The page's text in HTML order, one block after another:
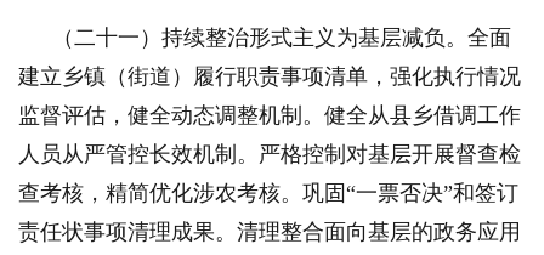
（二十一）持续整治形式主义为基层减负。全面
建立乡镇（街道）履行职责事项清单，强化执行情况
监督评估，健全动态调整机制。健全从县乡借调工作
人员从严管控长效机制。严格控制对基层开展督查检
查考核，精简优化涉农考核。巩固“一票否决”和签订
责任状事项清理成果。清理整合面向基层的政务应用